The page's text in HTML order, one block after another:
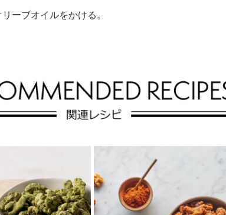
ーブオイルをかける。